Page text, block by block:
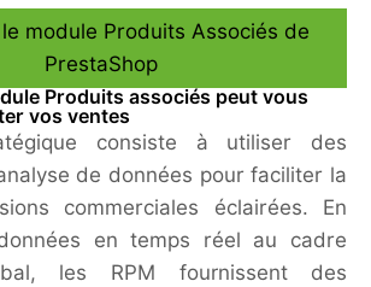
module Produits Associés de
PrestaShop
Produits associés peut vous
vos ventes
consiste à utiliser des
de données pour faciliter la
commerciales éclairées. En
en temps réel au cadre
les RPM fournissent des